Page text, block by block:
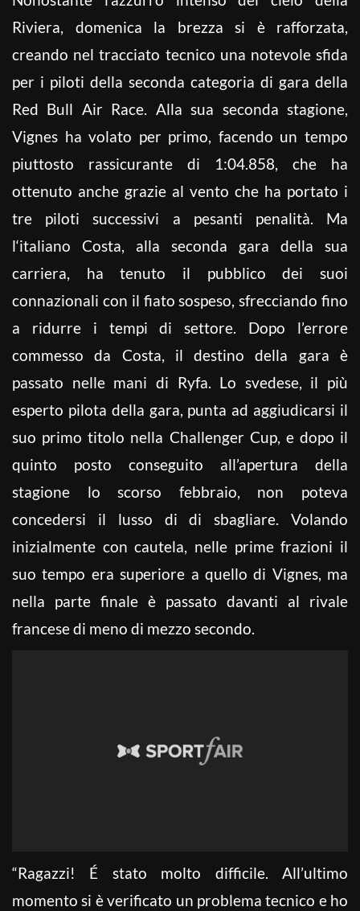
Riviera, domenica la brezza si è rafforzata,
creando nel tracciato tecnico una notevole sfida
per i piloti della seconda categoria di gara della
Red Bull Air Race. Alla sua seconda stagione,
Vignes ha volato per primo, facendo un tempo
piuttosto rassicurante di 1:04.858, che ha
ottenuto anche grazie al vento che ha portato i
tre piloti successivi a pesanti penalità. Ma
l‘italiano Costa, alla seconda gara della sua
carriera, ha tenuto il pubblico dei suoi
connazionali con il fiato sospeso, sfrecciando fino
a ridurre i tempi di settore. Dopo l’errore
commesso da Costa, il destino della gara è
passato nelle mani di Ryfa. Lo svedese, il più
esperto pilota della gara, punta ad aggiudicarsi il
suo primo titolo nella Challenger Cup, e dopo il
quinto posto conseguito all’apertura della
stagione lo scorso febbraio, non poteva
concedersi il lusso di di sbagliare. Volando
inizialmente con cautela, nelle prime frazioni il
suo tempo era superiore a quello di Vignes, ma
nella parte finale è passato davanti al rivale
francese di meno di mezzo secondo.
“Ragazzi! É stato molto difficile. All’ultimo
momento si è verificato un problema tecnico e ho